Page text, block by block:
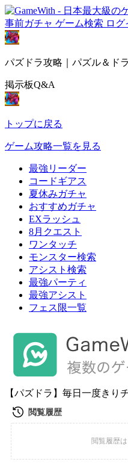
事前ガチャ ゲーム検索 ログ
パズドラ攻略｜パズル＆ド
掲示板Q&A
トップに戻る
ゲーム攻略一覧を見る
最強リーダー
コードギアス
夏休みガチャ
おすすめガチャ
EXラッシュ
8月クエスト
ワンタッチ
モンスター検索
アシスト検索
最強パーティ
最強アシスト
フェス限一覧
【パズドラ】毎日一度きり